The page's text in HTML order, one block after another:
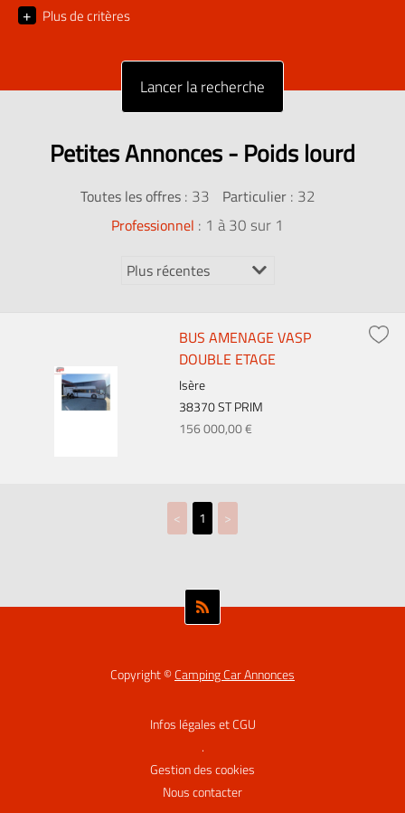
+ Plus de critères
Petites Annonces - Poids lourd
Toutes les offres: 33 Particulier: 32
Professionnel : 1 à 30 sur 1
BUS AMENAGE VASP
DOUBLE ETAGE
Isère
38370 ST PRIM
156 000,00 €
< 1 >
Copyright ©Camping Car Annonces
Infos légales et CGU
.
Gestion des cookies
Nous contacter